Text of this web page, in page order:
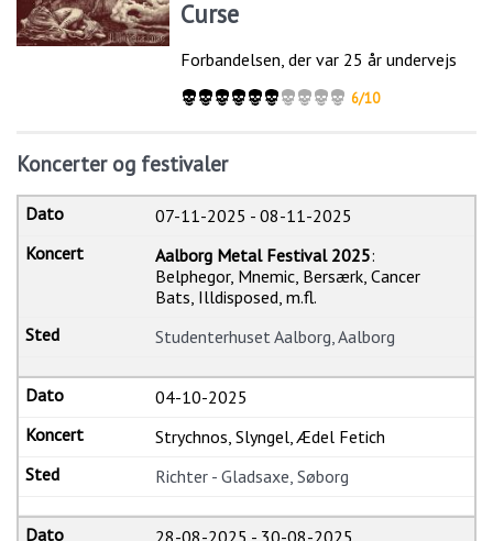
Curse
Forbandelsen, der var 25 år undervejs
6/10
Koncerter og festivaler
07-11-2025 -08-11-2025
Aalborg Metal Festival 2025:
Belphegor, Mnemic, Bersærk, Cancer
Bats, Illdisposed, m.fl.
Studenterhuset Aalborg, Aalborg
04-10-2025
Strychnos, Slyngel, Ædel Fetich
Richter - Gladsaxe, Søborg